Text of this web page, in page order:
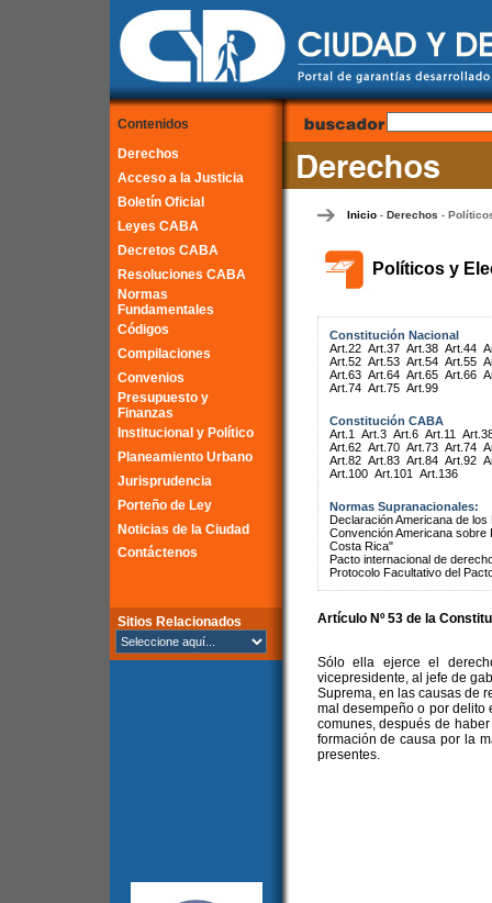
Contenidos
Derechos
Acceso a la Justicia
Boletín Oficial
Leyes CABA
Decretos CABA
Resoluciones CABA
Normas
Fundamentales
Códigos
Compilaciones
Convenios
Presupuesto y
Finanzas
Institucional y Político
Planeamiento Urbano
Jurisprudencia
Porteño de Ley
Noticias de la Ciudad
Contáctenos
Sitios Relacionados
Inicio- Derechos -
Políticos y
Constitución Nacional
Art.22 Art.37 Art.38 Art.44
Art.52 Art.53 Art.54 Art.55
Art.63 Art.64 Art.65 Art.66
Art.74 Art.75 Art.99
Constitución CABA
Art.1
Art.3 Art.6 Art.11
Art.62 Art.70 Art.73 Art.74
Art.82 Art.83 Art.84 Art.92
Art.100 Art.101 Art.136
Normas Supranacionales:
Declaración Americana de
Convención Americana
Costa Rica"
Pacto internacional de
Protocolo Facultativo del
Artículo Nº 53 de la
Sólo ella ejerce el
vicepresidente, al jefe de
Suprema, en las causas de
mal desempeño o por delito
comunes, después de
formación de causa por la
presentes.